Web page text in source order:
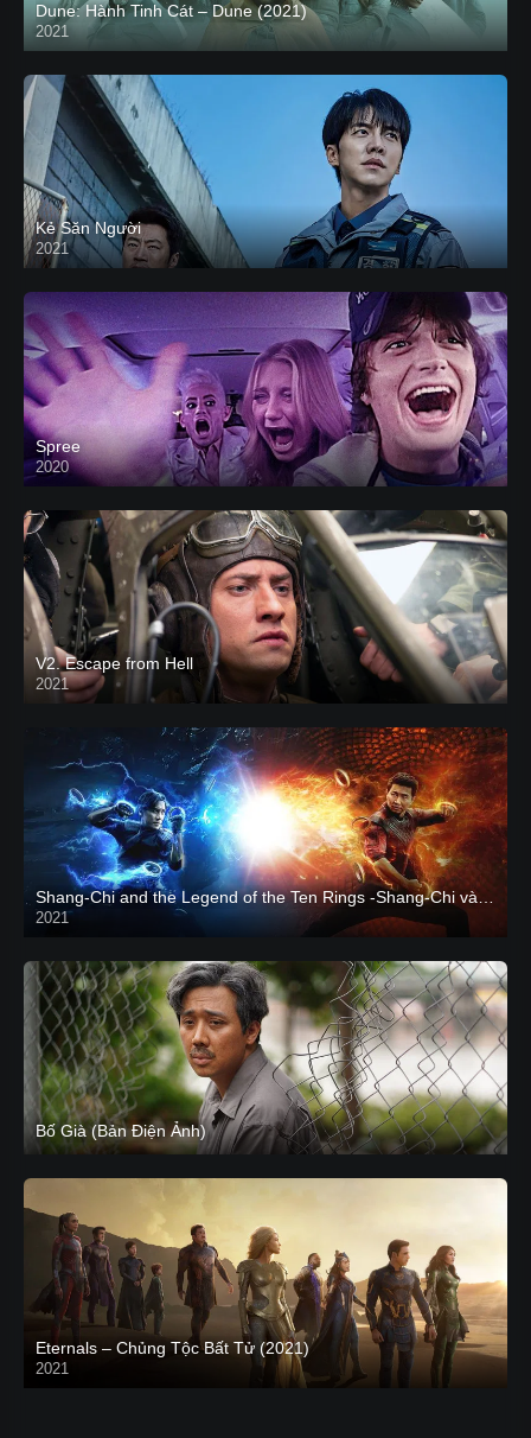
Dune: Hành Tinh Cát – Dune (2021)
2021
HD VIETSUB
Kẻ Săn Người
2021
Spree
2020
V2. Escape from Hell
2021
2021
CAM
Bố Già (Bản Điện Ảnh)
Eternals – Chủng Tộc Bất Tử (2021)
2021
Trailer